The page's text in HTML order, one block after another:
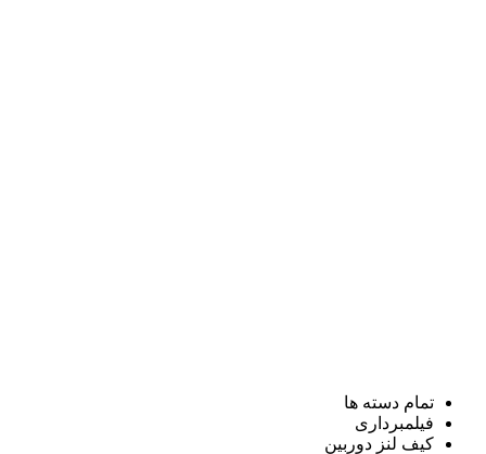
تمام دسته ها
فیلمبرداری
کیف لنز دوربین